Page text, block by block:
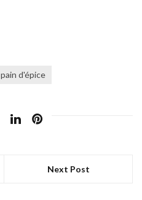
pain d'épice
Next Post